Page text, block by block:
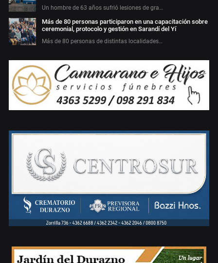
Un hombre de 63 años sufrió lesiones de gra…
Más de 80 personas participaron en una capacitación sobre
ceremonial, protocolo y gestión en Sarandí del Yí
Más de 80 personas de distintas localidades…